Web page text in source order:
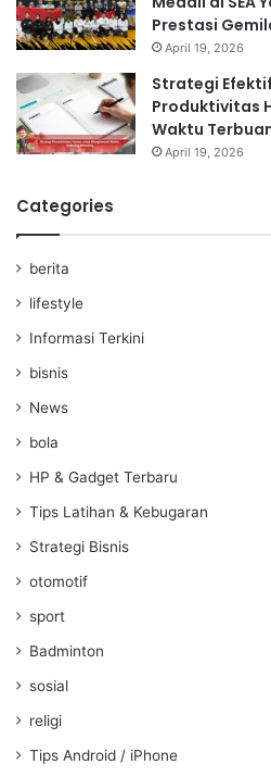
Prestasi
April 19, 2026
Strategi
Produktivitas
Waktu
April 19, 2026
Categories
berita
lifestyle
Informasi Terkini
bisnis
News
bola
HP & Gadget Terbaru
Tips Latihan & Kebugaran
Strategi Bisnis
otomotif
sport
Badminton
sosial
religi
Tips Android / iPhone